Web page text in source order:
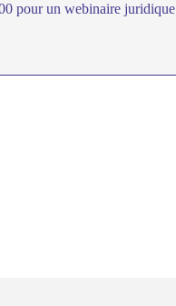
pour un webinaire juridique